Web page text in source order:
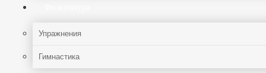
Упражнения
Гимнастика